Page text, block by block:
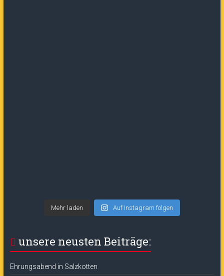
Mehr laden Auf Instagram folgen
unsere neusten Beiträge:
Ehrungsabend in Salzkotten